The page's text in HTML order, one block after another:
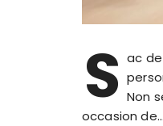
S ac
Non
occasion de…